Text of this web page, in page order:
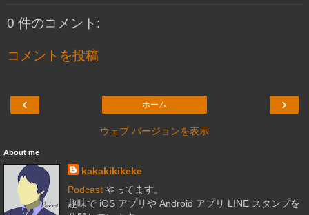
0 件のコメント:
コメントを投稿
‹ ›
ホーム
ウェブ バージョンを表示
About me
kakakikikeke
Podcastやってます。
趣味で iOS アプリや Android アプリ LINE スタンプを